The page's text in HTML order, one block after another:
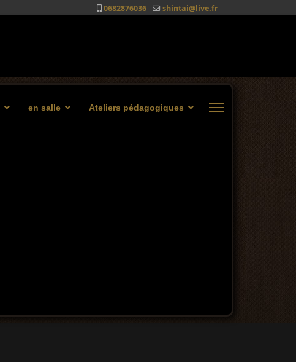
0682876036 shintai@live.fr
en salle Ateliers pédagogiques